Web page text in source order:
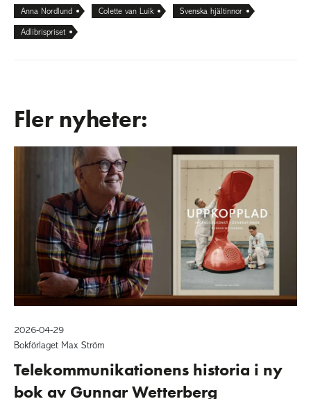
Anna Nordlund Colette van Luik Svenska hjältinnor
Adlibrispriset
Fler nyheter:
2026-04-29
Bokförlaget Max Ström
Telekommunikationens historia i ny
bok av Gunnar Wetterberg